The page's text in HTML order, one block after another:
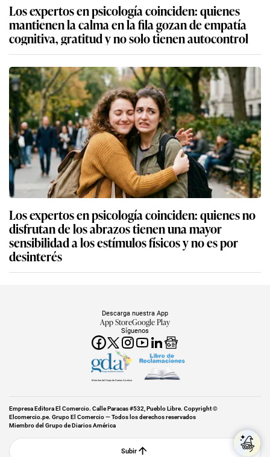
Los expertos en psicología coinciden: quienes
mantienen la calma en la fila gozan de empatía
cognitiva, gratitud y no solo tienen autocontrol
Los expertos en psicología coinciden: quienes no
disfrutan de los abrazos tienen una mayor
sensibilidad a los estímulos físicos y no es por
desinterés
Síguenos
Descarga nuestra App
App StoreGoogle Play
Miembro del Grupo de Diarios América
Empresa Editora El Comercio. Calle Paracas #532, Pueblo Libre. Copyright ©
Elcomercio.pe. Grupo El Comercio — Todos los derechos reservados
Miembro del Grupo de Diarios América
Subir